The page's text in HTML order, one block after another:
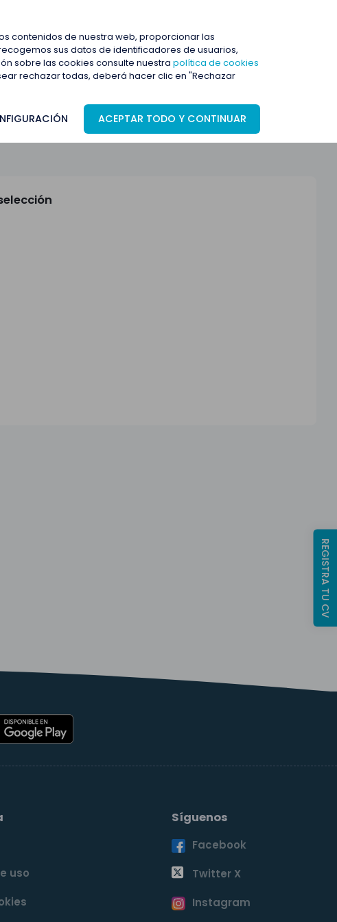
contenidos de nuestra web, proporcionar las
sus datos de identificadores de usuarios,
sobre las cookies consulte nuestra política de cookies
rechazar todas, deberá hacer clic en "Rechazar
ACEPTAR TODO Y CONTINUAR
uso
Síguenos
Facebook
Twitter X
Instagram
REGISTRA TU CV